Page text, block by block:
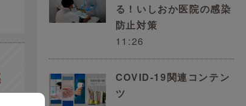
る！いしおか医院の感染
防止対策
11:26
COVID-19関連コンテン
ツ